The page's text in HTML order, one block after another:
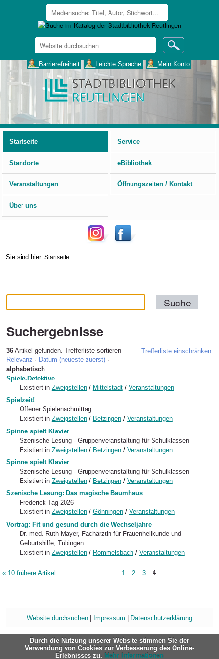
Website
durchsuchen
___Barrierefreiheit ___Leichte Sprache ___Mein Konto
Startseite
Service
Standorte eBibliothek
Veranstaltungen Öffnungszeiten / Kontakt
Über uns
Sie sind hier: Startseite
Suchergebnisse
36Artikel gefunden. Trefferliste einschränken
Trefferliste sortieren
Relevanz · Datum (neueste zuerst) ·
alphabetisch
Spiele-Detektive
Existiert in Zweigstellen / Mittelstadt / Veranstaltungen
Spielzeit!
Offener Spielenachmittag
Existiert in Zweigstellen / Betzingen / Veranstaltungen
Spinne spielt Klavier
Szenische Lesung - Gruppenveranstaltung für Schulklassen
Existiert in Zweigstellen / Betzingen / Veranstaltungen
Spinne spielt Klavier
Szenische Lesung - Gruppenveranstaltung für Schulklassen
Existiert in Zweigstellen / Betzingen / Veranstaltungen
Szenische Lesung: Das magische Baumhaus
Frederick Tag 2026
Existiert in Zweigstellen / Gönningen / Veranstaltungen
Vortrag: Fit und gesund durch die Wechseljahre
Dr. med. Ruth Mayer, Fachärztin für Frauenheilkunde und
Geburtshilfe, Tübingen
Existiert in Zweigstellen / Rommelsbach / Veranstaltungen
« 10 frühere Artikel 1 2 3 4
Website durchsuchen Impressum Datenschutzerklärung
Durch die Nutzung unserer Website stimmen Sie der
Verwendung von Cookies zur Verbesserung des Online-
Erlebnisses zu. Mehr Informationen